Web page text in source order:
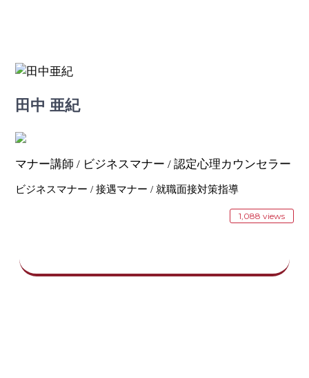
田中 亜紀
マナー講師 / ビジネスマナー / 認定心理カウンセラー
ビジネスマナー / 接遇マナー / 就職面接対策指導
1,088 views